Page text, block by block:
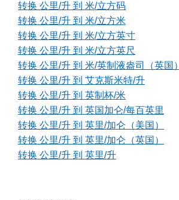
转换 公里/升 到 米/立方码
转换 公里/升 到 米/立方米
转换 公里/升 到 米/立方英寸
转换 公里/升 到 米/立方英尺
转换 公里/升 到 米/英制液盎司（英国）
转换 公里/升 到 艾克斯米特/升
转换 公里/升 到 英制杯/米
转换 公里/升 到 英国加仑/每百英里
转换 公里/升 到 英里/加仑（美国）
转换 公里/升 到 英里/加仑（英国）
转换 公里/升 到 英里/升